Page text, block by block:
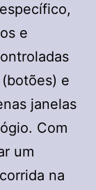
e
e
janelas
Com
um
na